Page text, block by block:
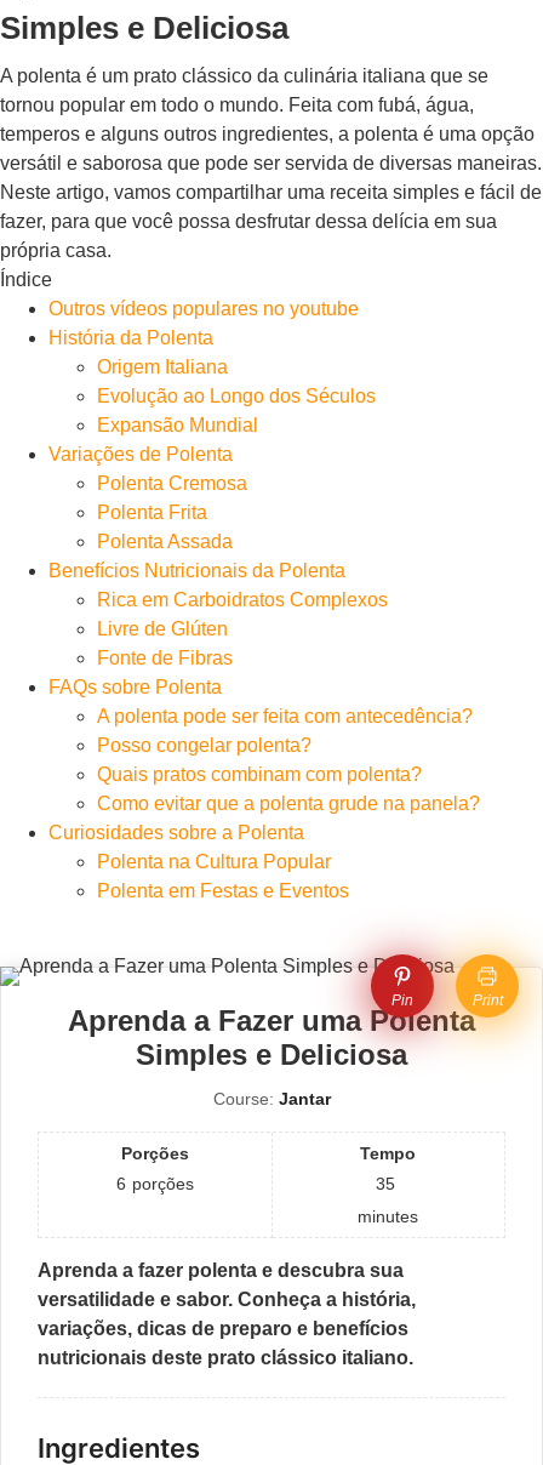
Simples e Deliciosa
A polenta é um prato clássico da culinária italiana que se
tornou popular em todo o mundo. Feita com fubá, água,
temperos e alguns outros ingredientes, a polenta é uma opção
versátil e saborosa que pode ser servida de diversas maneiras.
Neste artigo, vamos compartilhar uma receita simples e fácil de
fazer, para que você possa desfrutar dessa delícia em sua
própria casa.
Índice
Outros vídeos populares no youtube
História da Polenta
Origem Italiana
Evolução ao Longo dos Séculos
Expansão Mundial
Variações de Polenta
Polenta Cremosa
Polenta Frita
Polenta Assada
Benefícios Nutricionais da Polenta
Rica em Carboidratos Complexos
Livre de Glúten
Fonte de Fibras
FAQs sobre Polenta
A polenta pode ser feita com antecedência?
Posso congelar polenta?
Quais pratos combinam com polenta?
Como evitar que a polenta grude na panela?
Curiosidades sobre a Polenta
Polenta na Cultura Popular
Polenta em Festas e Eventos
Pin Print
Aprenda a Fazer uma Polenta
Simples e Deliciosa
Course: Jantar
Porções
6 porções
Tempo
35
minutes
Aprenda a fazer polenta e descubra sua
versatilidade e sabor. Conheça a história,
variações, dicas de preparo e benefícios
nutricionais deste prato clássico italiano.
Ingredientes